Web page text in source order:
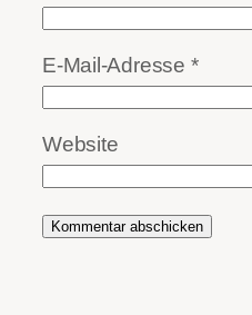
E-Mail-Adresse *
Website